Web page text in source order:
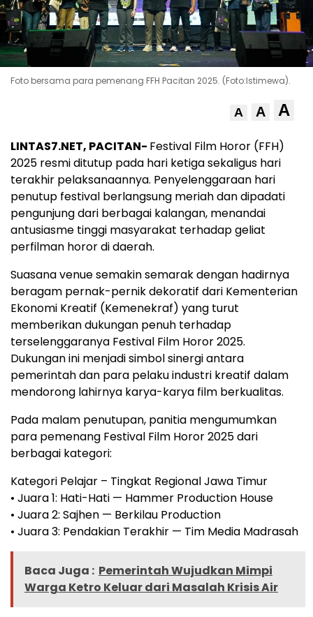
Foto bersama para pemenang FFH Pacitan 2025. (Foto:Istimewa).
A A A
LINTAS7.NET, PACITAN- Festival Film Horor (FFH)
2025 resmi ditutup pada hari ketiga sekaligus hari
terakhir pelaksanaannya. Penyelenggaraan hari
penutup festival berlangsung meriah dan dipadati
pengunjung dari berbagai kalangan, menandai
antusiasme tinggi masyarakat terhadap geliat
perfilman horor di daerah.
Suasana venue semakin semarak dengan hadirnya
beragam pernak-pernik dekoratif dari Kementerian
Ekonomi Kreatif (Kemenekraf) yang turut
memberikan dukungan penuh terhadap
terselenggaranya Festival Film Horor 2025.
Dukungan ini menjadi simbol sinergi antara
pemerintah dan para pelaku industri kreatif dalam
mendorong lahirnya karya-karya film berkualitas.
Pada malam penutupan, panitia mengumumkan
para pemenang Festival Film Horor 2025 dari
berbagai kategori:
Kategori Pelajar – Tingkat Regional Jawa Timur
• Juara 1: Hati-Hati — Hammer Production House
• Juara 2: Sajhen — Berkilau Production
• Juara 3: Pendakian Terakhir — Tim Media Madrasah
Baca Juga : Pemerintah Wujudkan Mimpi
Warga Ketro Keluar dari Masalah Krisis Air